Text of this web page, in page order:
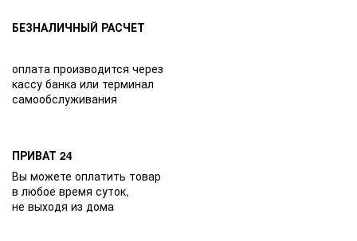
БЕЗНАЛИЧНЫЙ РАСЧЕТ
оплата производится через
кассу банка или терминал
самообслуживания
ПРИВАТ 24
Вы можете оплатить товар
в любое время суток,
не выходя из дома